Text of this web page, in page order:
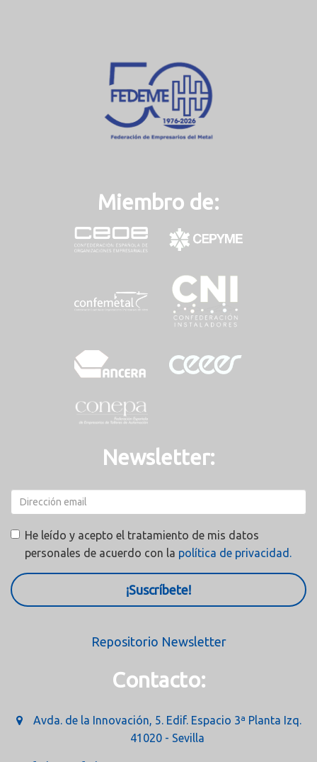
t
)
Miembro de:
Newsletter:
He leído y acepto el tratamiento de mis datos
personales de acuerdo con la política de privacidad.
¡Suscríbete!
Repositorio Newsletter
Contacto:
Avda. de la Innovación, 5. Edif. Espacio 3ª Planta Izq.
41020 - Sevilla